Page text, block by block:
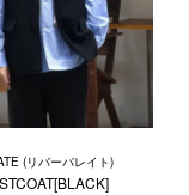
(リバーバレイト)